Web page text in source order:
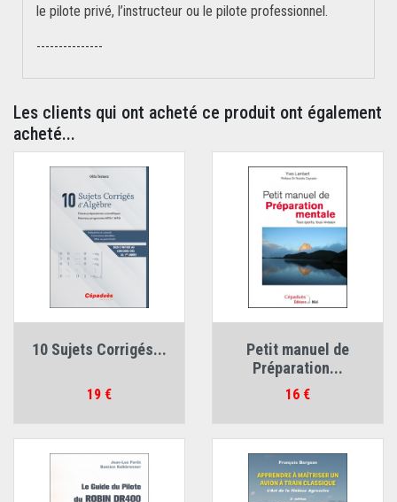
le pilote privé, l’instructeur ou le pilote professionnel.
---------------
Les clients qui ont acheté ce produit ont également
acheté...
10 Sujets Corrigés...
Prix
19 €
Petit manuel de
Préparation...
Prix
16 €